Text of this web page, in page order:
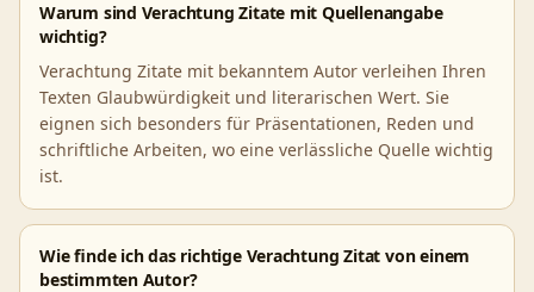
Warum sind Verachtung Zitate mit Quellenangabe
wichtig?
Verachtung Zitate mit bekanntem Autor verleihen Ihren
Texten Glaubwürdigkeit und literarischen Wert. Sie
eignen sich besonders für Präsentationen, Reden und
schriftliche Arbeiten, wo eine verlässliche Quelle wichtig
ist.
Wie finde ich das richtige Verachtung Zitat von einem
bestimmten Autor?